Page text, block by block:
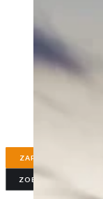
Bramy,
bezpłatna
ZAPYTAJ O WYCENĘ
ZOBACZ REALIZACJE